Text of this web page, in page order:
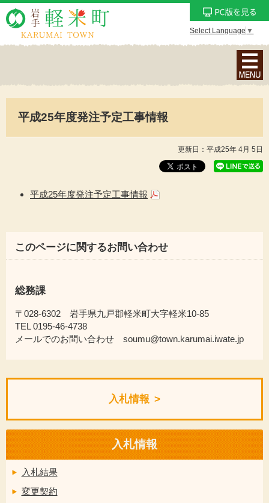
Select Language ▼
ナ
ビ
ン
メ
平成25年度発注予定工事情報
更新日：平成25年 4月 5日
平成25年度発注予定工事情報
このページに関するお問い合わせ
総務課
〒028-6302 岩手県九戸郡軽米町大字軽米10-85
TEL 0195-46-4738
メールでのお問い合わせ soumu@town.karumai.iwate.jp
入札情報
入札情報
入札結果
変更契約